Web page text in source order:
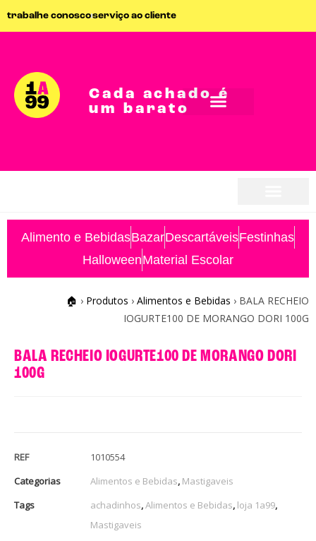
trabalhe conoscoserviço ao cliente
Cada achado é
um barato
Alimento e BebidasBazarDescartáveisFestinhas
HalloweenMaterial Escolar
🏠 › Produtos › Alimentos e Bebidas › BALA RECHEIO
IOGURTE100 DE MORANGO DORI 100G
BALA RECHEIO IOGURTE100 DE MORANGO DORI
100G
REF
1010554
Categorias
Alimentos e Bebidas, Mastigaveis
Tags
achadinhos,Alimentos e Bebidas, loja 1a99,
Mastigaveis